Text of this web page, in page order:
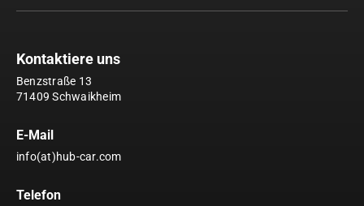
Kontaktiere uns
Benzstraße 13
71409 Schwaikheim
E-Mail
info(at)hub-car.com
Telefon